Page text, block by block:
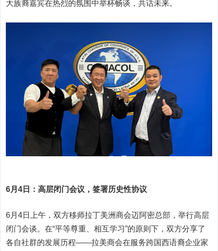
大族裔嘉宾在热烈的氛围中举杯畅谈，共话未来。
6月4日：高层闭门会议，签署历史性协议
6月4日上午，双方移师拉丁美洲商会迈阿密总部，举行高层
闭门会谈。在“平等尊重、相互学习”的原则下，双方分享了
各自社群的发展历程——拉美商会在服务跨国西语裔企业家